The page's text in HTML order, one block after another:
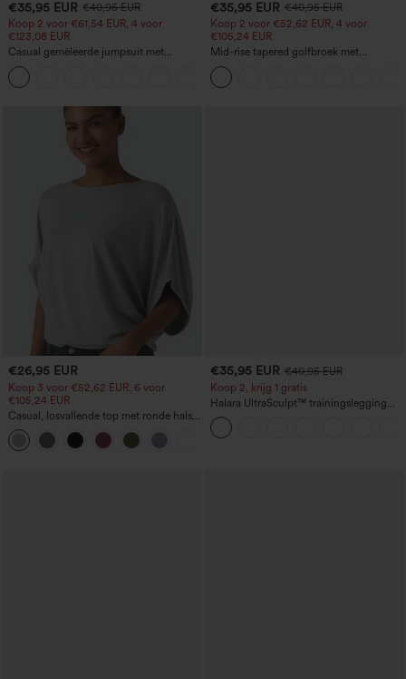
€35,95 EUR €40,95 EUR
Koop 2 voor €61,54 EUR, 4 voor
€123,08 EUR
Casual gemêleerde jumpsuit met
verstelbare bandjes, ruches, wijde pijpen
en zakken - Easy Peezy
€35,95 EUR €40,95 EUR
Koop 2 voor €52,62 EUR, 4 voor
€105,24 EUR
Mid-rise tapered golfbroek met
trekkoord, gebogen zoom, sneldrogend,
met zakken - UPF 40+
€26,95 EUR
Koop 3 voor €52,62 EUR, 6 voor
€105,24 EUR
Casual, losvallende top met ronde hals
en vleermuismouwen
€35,95 EUR €40,95 EUR
Koop 2, krijg 1 gratis
Halara UltraSculpt™ trainingslegging
met hoge taille, scrunch-design voor het
liften van de billen, buikcontrole, zak en
shape-effect